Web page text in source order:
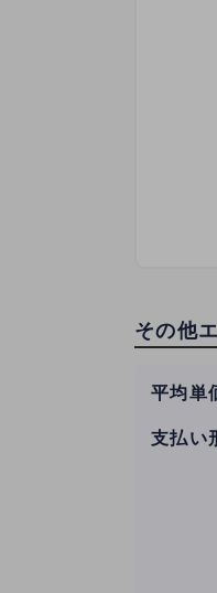
その他
平均単
支払い